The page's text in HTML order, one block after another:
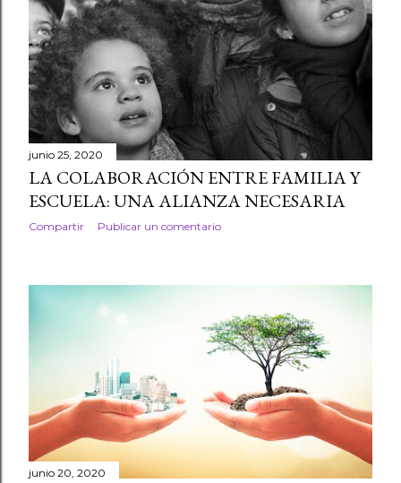
junio 25, 2020
LA COLABORACIÓN ENTRE FAMILIA Y
ESCUELA: UNA ALIANZA NECESARIA
Compartir Publicar un comentario
junio 20, 2020